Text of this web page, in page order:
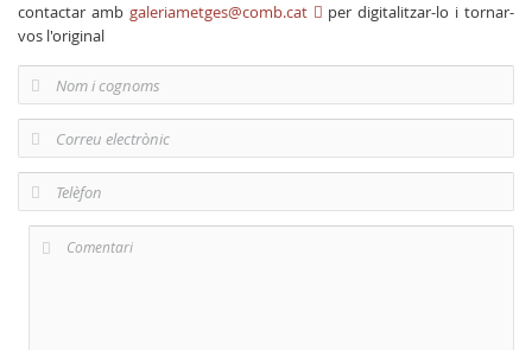
contactar amb galeriametges@comb.cat
per digitalitzar-lo i tornar-
vos l'original